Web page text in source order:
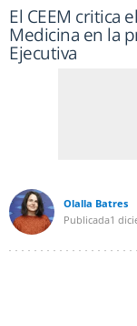
El CEEM critica
Medicina en la
Ejecutiva
Olalla Batres
Publicada1